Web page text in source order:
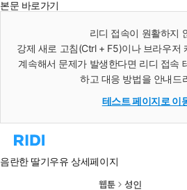
본문 바로가기
리디 접속이 원활하지
강제 새로 고침(Ctrl + F5)이나 브라우저
계속해서 문제가 발생한다면 리디 접속
하고 대응 방법을 안내드
테스트 페이지로 이
리
홈
음란한 딸기우유 상세페이지
웹툰
성인